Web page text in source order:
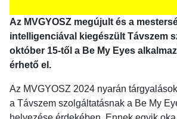
Az MVGYOSZ megújult és a
intelligenciával kiegészült Távszem
október 15-től a Be My Eyes
érhető el.
Az MVGYOSZ 2024 nyarán
a Távszem szolgáltatásnak a Be My